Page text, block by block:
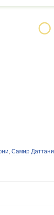
,Самир Даттани